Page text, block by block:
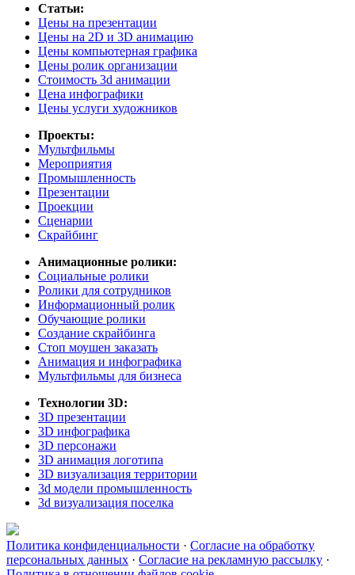
Статьи:
Цены на презентации
Цены на 2D и 3D анимацию
Цены компьютерная графика
Цены ролик организации
Cтоимость 3d анимации
Цена инфографики
Цены услуги художников
Проекты:
Мультфильмы
Мероприятия
Промышленность
Презентации
Проекции
Сценарии
Скрайбинг
Анимационные ролики:
Социальные ролики
Ролики для сотрудников
Информационный ролик
Обучающие ролики
Создание скрайбинга
Стоп моушен заказать
Анимация и инфографика
Мультфильмы для бизнеса
Технологии 3D:
3D презентации
3D инфографика
3D персонажи
3D анимация логотипа
3D визуализация территории
3d модели промышленность
3d визуализация поселка
Политика конфиденциальности · Согласие на обработку
персональных данных · Согласие на рекламную рассылку ·